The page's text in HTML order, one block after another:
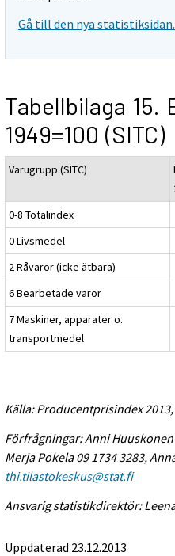
Gå till den nya statistiksidan.
Tabellbilaga 15.
1949=100 (SITC)
Varugrupp (SITC)
0-8 Totalindex
0 Livsmedel
2 Råvaror (icke ätbara)
6 Bearbetade varor
7 Maskiner, apparater o.
transportmedel
Källa: Producentprisindex
Förfrågningar: Anni Huuskonen
Merja Pokela 09 1734 3283,
thi.tilastokeskus@stat.fi
Ansvarig statistikdirektör:
Uppdaterad 23.12.2013